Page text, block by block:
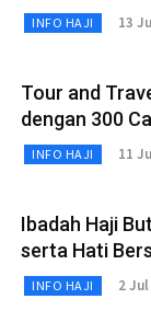
INFO HAJI 13
Tour and
dengan 300
INFO HAJI 11
Ibadah Haji
serta Hati
INFO HAJI 2